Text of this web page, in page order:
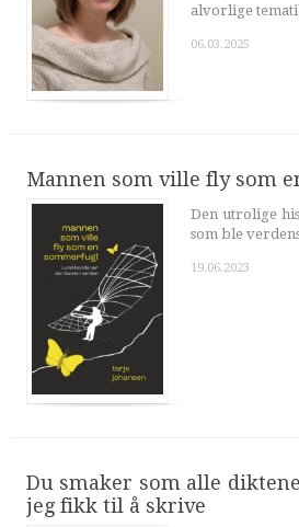
alvorlige
06.03.2025
Mannen som ville fly som
Den utrolige
som ble
19.06.2023
Du smaker som alle
jeg fikk til å skrive